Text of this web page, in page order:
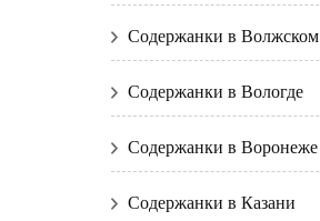
Содержанки в Волжском
Содержанки в Вологде
Содержанки в Воронеже
Содержанки в Казани